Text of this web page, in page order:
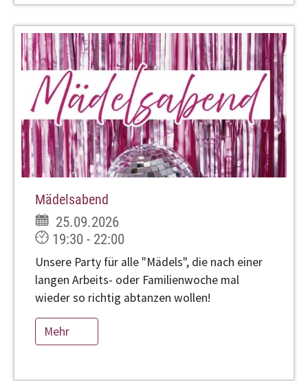
Mädelsabend
25.09.2026
19:30 - 22:00
Unsere Party für alle "Mädels", die nach einer
langen Arbeits- oder Familienwoche mal
wieder so richtig abtanzen wollen!
Mehr